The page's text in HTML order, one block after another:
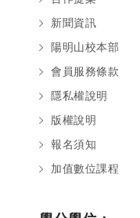
新聞資訊
陽明山校本部
會員服務條款
隱私權說明
版權說明
報名須知
加值數位課程